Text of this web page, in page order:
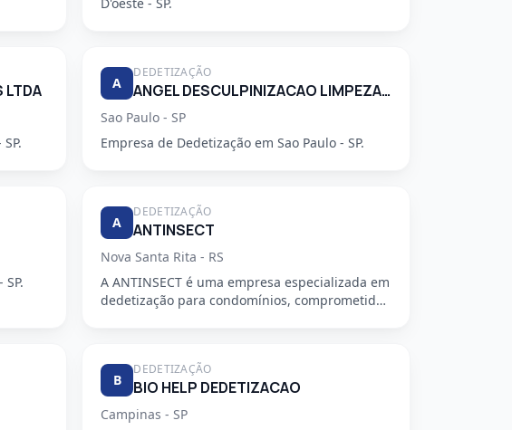
LTDA A
DEDETIZAÇÃO
ANGEL DESCULPINIZACAO LIMPEZA E RESTAURACAO DE CAIXAS DAGUA E CONTROLE DE PRAGAS LTDA
Sao Paulo - SP
Empresa de Dedetização em Sao Paulo - SP.
A
DEDETIZAÇÃO
ANTINSECT
Nova Santa Rita - RS
A ANTINSECT é uma empresa especializada em
dedetização para condomínios, comprometida
B
DEDETIZAÇÃO
BIO HELP DEDETIZACAO
Campinas - SP